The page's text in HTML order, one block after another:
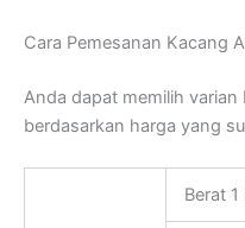
Cara Pemesanan Kacang
Anda dapat memilih
berdasarkan harga yang
Berat 1